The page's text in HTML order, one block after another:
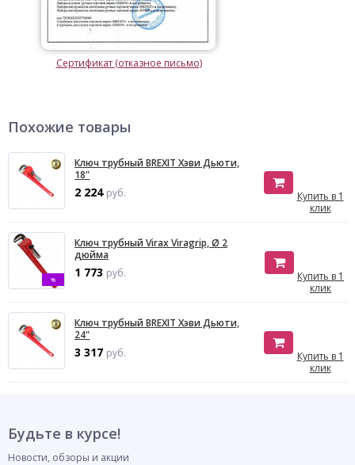
Сертификат (отказное письмо)
Похожие товары
Ключ трубный BREXIT Хэви Дьюти,
18"
2 224 руб.
Купить в 1
клик
%
Ключ трубный Virax Viragrip, Ø 2
дюйма
1 773 руб.
Купить в 1
клик
Ключ трубный BREXIT Хэви Дьюти,
24"
3 317 руб.
Купить в 1
клик
Будьте в курсе!
Новости, обзоры и акции